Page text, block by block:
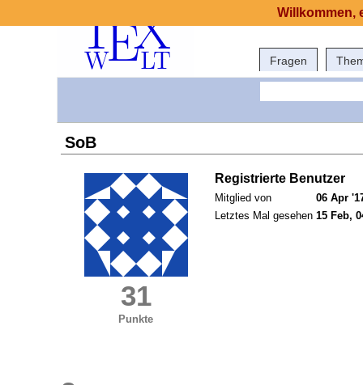
Fragen
SoB
31
Punkte
Registrierte Benutzer
Mitglied von
06 Apr
Letztes Mal gesehen 15 Feb,
Willkommen,